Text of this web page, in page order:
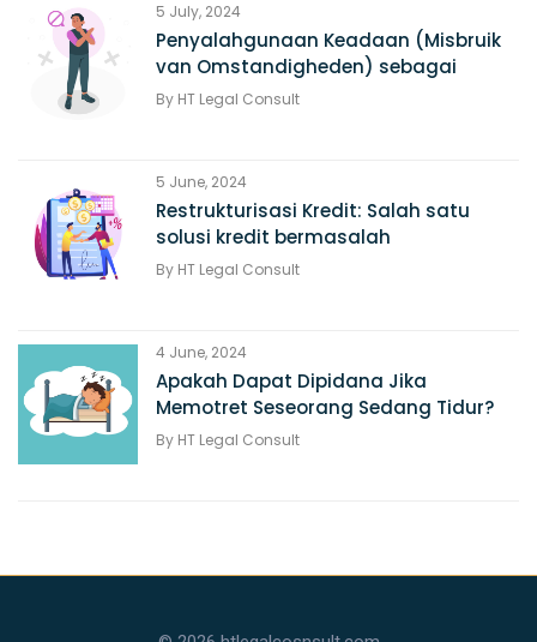
5 July, 2024
Penyalahgunaan Keadaan (Misbruik
van Omstandigheden) sebagai
alasan Pembatalan Perjanjian
By HT Legal Consult
5 June, 2024
Restrukturisasi Kredit: Salah satu
solusi kredit bermasalah
By HT Legal Consult
4 June, 2024
Apakah Dapat Dipidana Jika
Memotret Seseorang Sedang Tidur?
By HT Legal Consult